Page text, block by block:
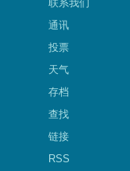
联系我们
通讯
投票
天气
存档
查找
链接
RSS